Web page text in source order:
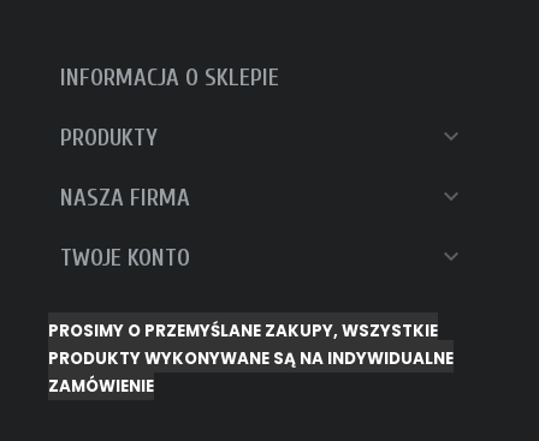
INFORMACJA O SKLEPIE
PRODUKTY 
NASZA FIRMA 
TWOJE KONTO 
PROSIMY O PRZEMYŚLANE ZAKUPY, WSZYSTKIE
PRODUKTY WYKONYWANE SĄ NA INDYWIDUALNE
ZAMÓWIENIE